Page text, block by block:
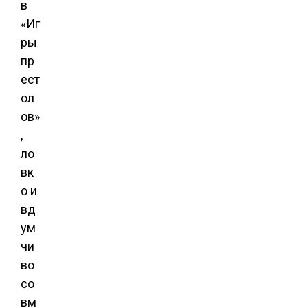
в
«Иг
ры
пр
ест
ол
ов»
,
ло
вк
о и
вд
ум
чи
во
со
вм